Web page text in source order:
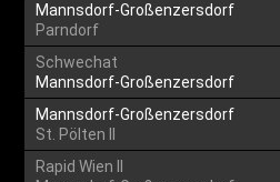
Mannsdorf-Großenzersdorf
Parndorf
Schwechat
Mannsdorf-Großenzersdorf
Mannsdorf-Großenzersdorf
St. Pölten II
Rapid Wien II